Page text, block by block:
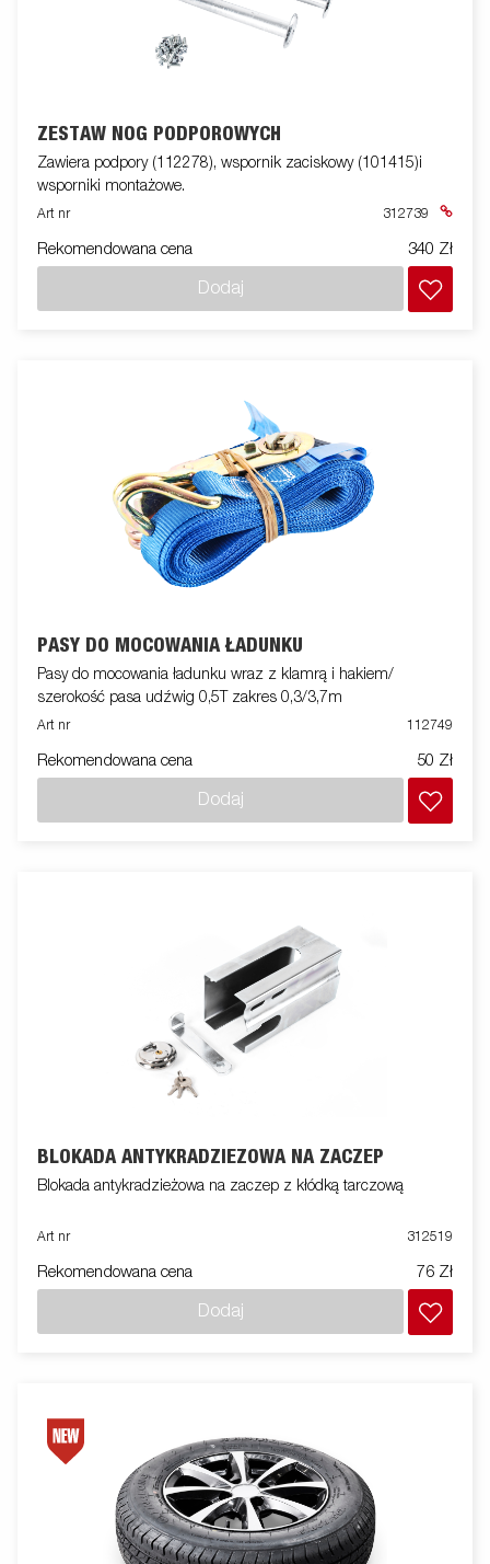
ZESTAW NÓG PODPOROWYCH
Zawiera podpory (112278), wspornik zaciskowy (101415)i
wsporniki montażowe.
Art nr 312739
Rekomendowana cena 340 Zł
Dodaj
PASY DO MOCOWANIA ŁADUNKU
Pasy do mocowania ładunku wraz z klamrą i hakiem/
szerokość pasa udźwig 0,5T zakres 0,3/3,7m
Art nr 112749
Rekomendowana cena 50 Zł
Dodaj
BLOKADA ANTYKRADZIEŻOWA NA ZACZEP
Blokada antykradzieżowa na zaczep z kłódką tarczową
Art nr 312519
Rekomendowana cena 76 Zł
Dodaj